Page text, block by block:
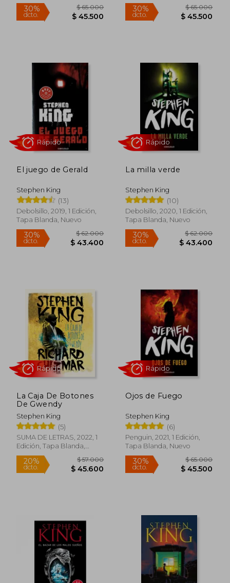
Rápido Rápido
El juego de Gerald
Stephen King
(13)
Debolsillo, 2019, 1 Edición,
Tapa Blanda, Nuevo
30%
dcto. $ 43.400
Rápido
La milla verde
Stephen King
(10)
Debolsillo, 2020, 1 Edición,
Tapa Blanda, Nuevo
30%
dcto.
Rápido
La Caja De Botones
De Gwendy
Stephen King
(5)
SUMA DE LETRAS, 2022, 1
Edición, Tapa Blanda,
Nuevo
Ojos de Fuego
Stephen King
(6)
Penguin, 2021, 1 Edición,
Tapa Blanda, Nuevo